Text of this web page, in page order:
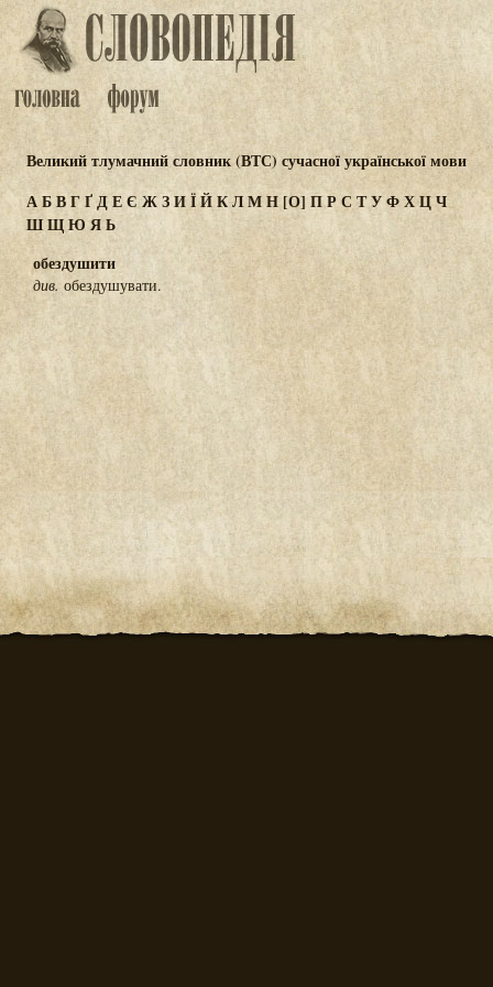
Великий тлумачний словник (ВТС) сучасної української мови
АБВГҐДЕЄ ЖЗИЇЙКЛМН[О] ПР СТУФХЦЧ
ШЩЮЯЬ
обездушити
див. обездушувати.